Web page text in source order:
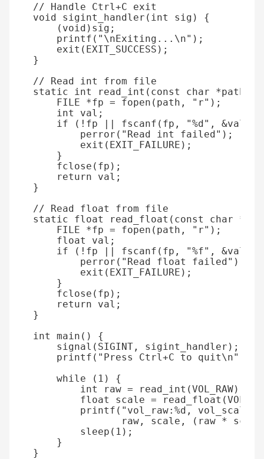
// Handle Ctrl+C exit
void
sigint_handler ( int sig )
{
( void ) sig ;
printf ( " \nExiting... \n" );
exit ( EXIT_SUCCESS );
}
// Read int from file
static
int read_int ( const char *path
FILE
*fp = fopen ( path , "r" );
int
val ;
if
( ! fp || fscanf ( fp , "%d" , &val
perror ( "Read int failed" );
exit ( EXIT_FAILURE );
}
fclose ( fp );
return
val ;
}
// Read float from file
static
float read_float ( const char *
FILE
*fp = fopen ( path , "r" );
float
val ;
if
( ! fp || fscanf ( fp , "%f" , &val
perror ( "Read float failed" );
exit ( EXIT_FAILURE );
}
fclose ( fp );
return
val ;
}
int
main ()
{
signal ( SIGINT , sigint_handler );
printf ( "Press Ctrl+C to quit\n"
while
( 1 )
{
int
raw = read_int (VOL_RAW);
float
scale = read_float (
printf ( "vol_raw:%d,
raw , scale , ( raw * scale
sleep ( 1 );
}
}